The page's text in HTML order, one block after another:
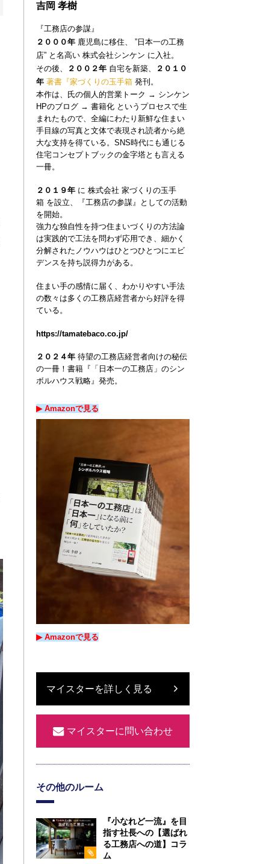
吉岡 孝樹
『工務店の参謀』
２０００年 鹿児島に移住、
”日本一の工務
店” と名高い 株式会社シンケン に入社。
その後、
２００２年 自宅を新築、
２０１０
年 著書『家づくりの玉手箱 発刊。
本作は、氏の個人的営業トーク → シンケン
HPのブログ → 書籍化 というプロセスで生
まれたもので、全編にわたり新鮮な住まい
手目線の写真と文体で表現され読者から絶
大な支持を得ている。 SNS時代にも通じる
住宅コンセプトブックの金字塔とも言える
一冊。
２０１９年 に 株式会社 家づくりの玉手
箱 を設立、『工務店の参謀』としての活動
を開始。
強力な独自性を持つ住まいづくりの方法論
は実践的で工法を問わず応用でき、 細かく
分解されたノウハウはひとつひとつにエビ
デンスを持ち説得力がある。
住まい手の感情に届く、わかりやすい手法
の数々は多くの工務店経営者から好評を得
ている。
https://tamatebaco.co.jp/
２０２４年 待望の工務店経営者向けの秘伝
の一冊！ 書籍『「日本一の工務店」のシン
ボルハウス戦略』発売。
▶︎ Amazonで見る
▶︎ Amazonで見る
マイスターを詳しく見る
マイスターに問い合わせ
その他のルーム
『小なれど一流』を目
指す社長への【選ばれ
る工務店への道】コラ
ム